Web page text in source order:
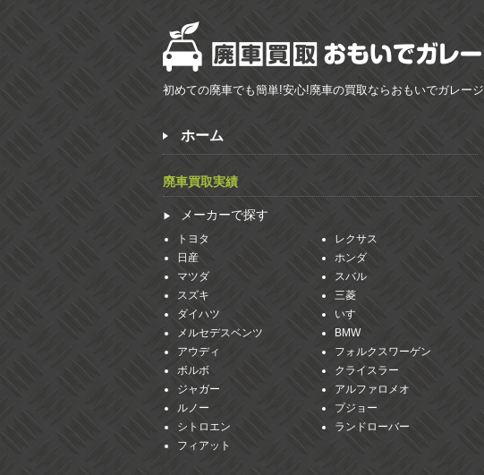
初めての廃車でも簡単!安心!廃車の買取ならおもいでガレージ
ホーム
廃車買取実績
メーカーで探す
トヨタ
レクサス
日産
ホンダ
マツダ
スバル
スズキ
三菱
ダイハツ
いすゞ
メルセデスベンツ
BMW
アウディ
フォルクスワーゲン
ボルボ
クライスラー
ジャガー
アルファロメオ
ルノー
プジョー
シトロエン
ランドローバー
フィアット